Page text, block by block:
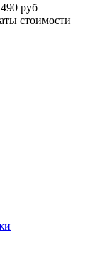
руб
стоимости